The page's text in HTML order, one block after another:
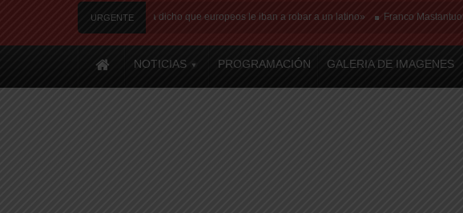
URGENTE
en Italia: «Quién hubiera dicho que europeos le iban a robar a un latino» Franco Mastantuono se
NOTICIAS PROGRAMACIÓN GALERIA DE IMAGENES